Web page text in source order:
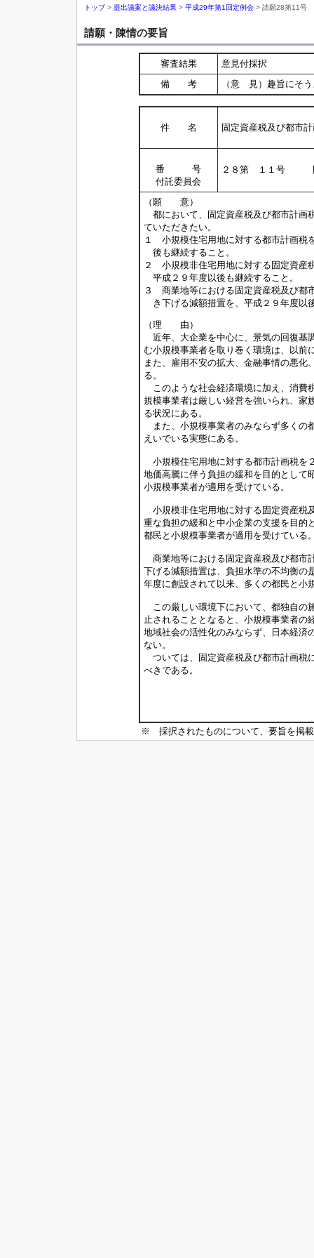
トップ> 提出議案と議決結果 > 平成29年第1回定例会 > 請願28第11号
請願・陳情の要旨
審査結果
意見付採択
備 考
（意 見）趣旨にそ
件 名 固定資産税及び都市
番 号
付託委員会
２８第 １１号
（願 意）
都において、固定資産税及び都市計画
ていただきたい。
１ 小規模住宅用地に対する都市計画税
後も継続すること。
２ 小規模非住宅用地に対する固定資産
平成２９年度以後も継続すること。
３ 商業地等における固定資産税及び都
き下げる減額措置を、平成２９年度以
（理 由）
近年、大企業を中心に、景気の回復基
む小規模事業者を取り巻く環境は、以前
また、雇用不安の拡大、金融事情の悪化
る。
このような社会経済環境に加え、消費
規模事業者は厳しい経営を強いられ、家
る状況にある。
また、小規模事業者のみならず多くの
えいでいる実態にある。
小規模住宅用地に対する都市計画税を
地価高騰に伴う負担の緩和を目的として
小規模事業者が適用を受けている。
小規模非住宅用地に対する固定資産税
重な負担の緩和と中小企業の支援を目的
都民と小規模事業者が適用を受けている
商業地等における固定資産税及び都市
下げる減額措置は、負担水準の不均衡の
年度に創設されて以来、多くの都民と小
この厳しい環境下において、都独自の
止されることとなると、小規模事業者の
地域社会の活性化のみならず、日本経済
ない。
ついては、固定資産税及び都市計画税
べきである。
※ 採択されたものについて、要旨を掲